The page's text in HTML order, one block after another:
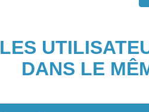
LES
DANS LE